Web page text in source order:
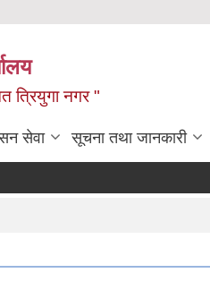
त्रियुगा नगर "
सेवा सूचना तथा जानकारी